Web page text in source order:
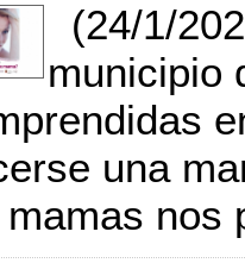
(24/1/
municipio
una
nos